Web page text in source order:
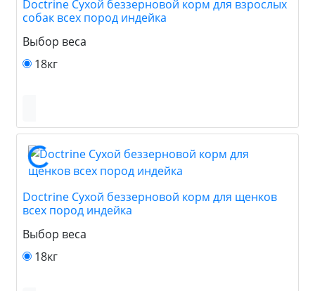
Doctrine Сухой беззерновой корм для взрослых
собак всех пород индейка
Выбор веса
18кг
Doctrine Сухой беззерновой корм для щенков
всех пород индейка
Выбор веса
18кг